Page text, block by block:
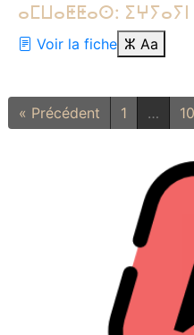
ⴰⵎⵡⴰⵟⵟⴰⵙ: ⵉⵖⵢⴰⵢⵏ
Voir la fiche ⵣ Aa
« Précédent 1 … 10